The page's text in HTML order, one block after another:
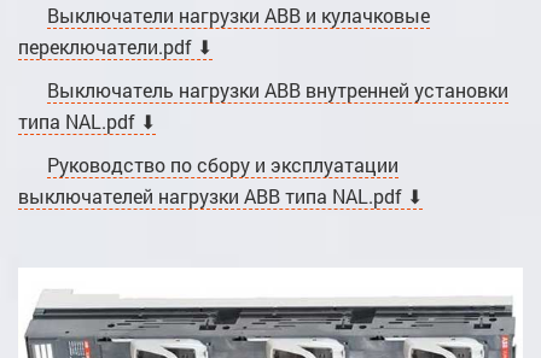
Выключатели нагрузки ABB и кулачковые
переключатели.pdf ⬇
Выключатель нагрузки ABB внутренней установки
типа NAL.pdf ⬇
Руководство по сбору и эксплуатации
выключателей нагрузки ABB типа NAL.pdf ⬇